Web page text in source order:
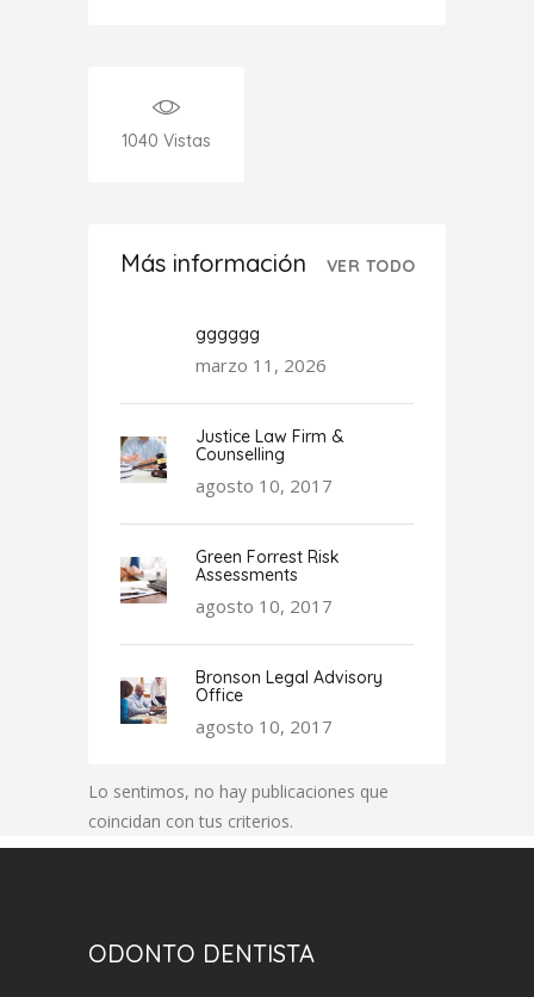
1040 Vistas
Más información VER TODO
gggggg
marzo 11, 2026
Justice Law Firm &
Counselling
agosto 10, 2017
Green Forrest Risk
Assessments
agosto 10, 2017
Bronson Legal Advisory
Office
agosto 10, 2017
Lo sentimos, no hay publicaciones que
coincidan con tus criterios.
ODONTO DENTISTA